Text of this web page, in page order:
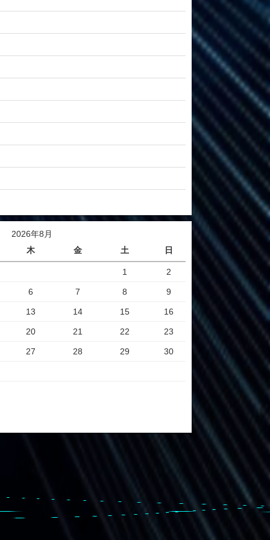
2026年8月
木
金 土 日
1 2
6 7 8 9
13 14 15 16
20 21 22 23
27 28 29 30